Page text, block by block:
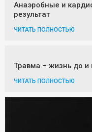
Анаэробные и
результат
ЧИТАТЬ ПОЛНОСТЬЮ
Травма – жизнь до и
ЧИТАТЬ ПОЛНОСТЬЮ